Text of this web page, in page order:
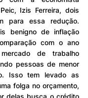
Izis Ferreira, dois
para essa redução.
benigno de inflação
com o ano
de trabalho
pessoas de menor
Isso tem levado as
folga no orçamento,
delas busca o crédito